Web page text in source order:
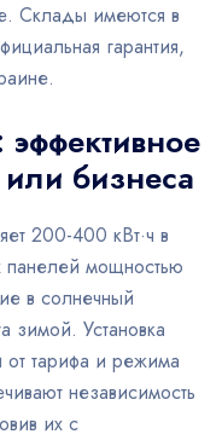
Склады имеются в
гарантия,
бизнеса
200-400 кВт·ч в
панелей мощностью
в солнечный
зимой. Установка
от тарифа и режима
независимость
их с